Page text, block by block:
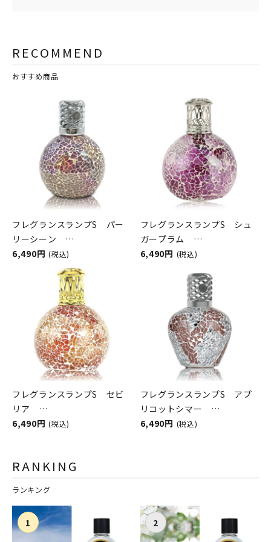
RECOMMEND
おすすめ商品
フレグランスランプS パー
リーシーン
ASHLEIGH&BURWOOD（ア
シュレイアンドバーウッド）
6,490円 (税込)
フレグランスランプS シュ
ガープラム
ASHLEIGH&BURWOOD（ア
6,490円 (税込)
フレグランスランプS セビ
リア
ASHLEIGH&BURWOOD（ア
6,490円 (税込)
フレグランスランプS アプ
リコットシマー
ASHLEIGH&BURWOOD（ア
6,490円 (税込)
RANKING
ランキング